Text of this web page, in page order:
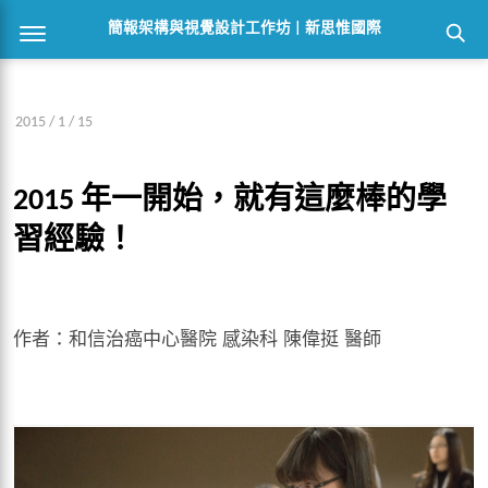
簡報架構與視覺設計工作坊 | 新思惟國際
2015 / 1 / 15
2015 年一開始，就有這麼棒的學
習經驗！
作者：和信治癌中心醫院 感染科 陳偉挺 醫師